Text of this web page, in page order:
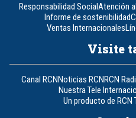
Responsabilidad SocialAtención
Informe de sostenibilidad
Ventas Internacionales
Visite
Canal RCNNoticias RCNRCN
Nuestra Tele
Un producto de RCN